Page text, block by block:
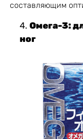
составляющим
Омега-3:
ног